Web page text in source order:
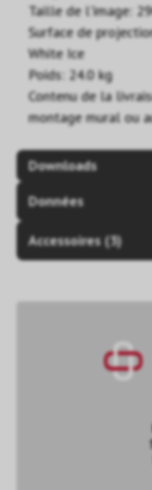
Taille de l'image:
Surface de
White Ice
Poids: 24.0 kg
Contenu de la
montage mural ou
Downloads
Données
Accessoires (3)